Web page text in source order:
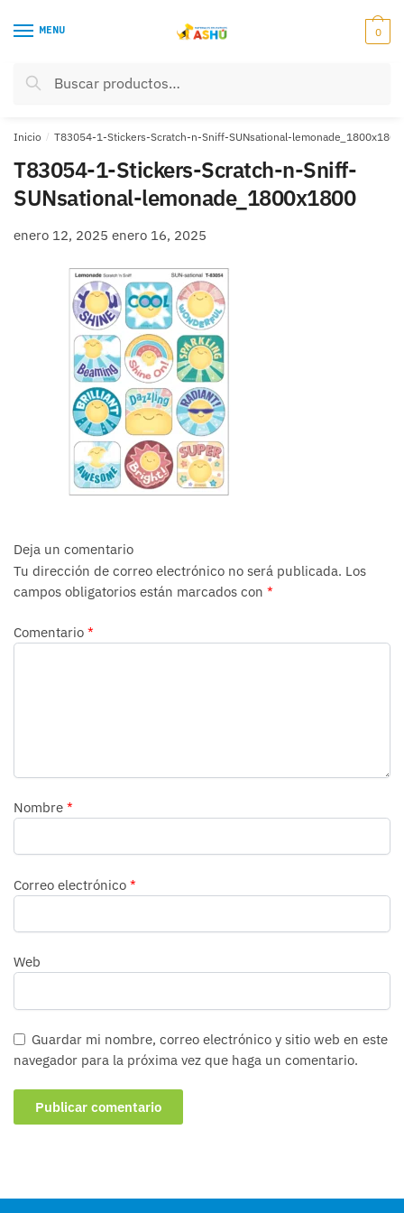
MENU
Buscar
Buscar
0
Inicio / T83054-1-Stickers-Scratch-n-Sniff-SUNsational-lemonade_1800x1800
T83054-1-Stickers-Scratch-n-Sniff-
SUNsational-lemonade_1800x1800
enero 12, 2025 enero 16, 2025
Deja un comentario
Tu dirección de correo electrónico no será publicada. Los
campos obligatorios están marcados con *
Comentario *
Nombre *
Correo electrónico *
Web
Guardar mi nombre, correo electrónico y sitio web en este
navegador para la próxima vez que haga un comentario.